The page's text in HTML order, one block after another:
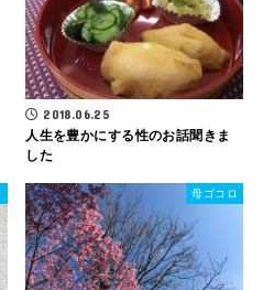
2018.06.25
人生を豊かにする性のお話聞きま
した
母ゴコロ